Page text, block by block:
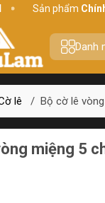
phẩmChính hãng
Danh
lê / Bộ cờ lê
miệng 5